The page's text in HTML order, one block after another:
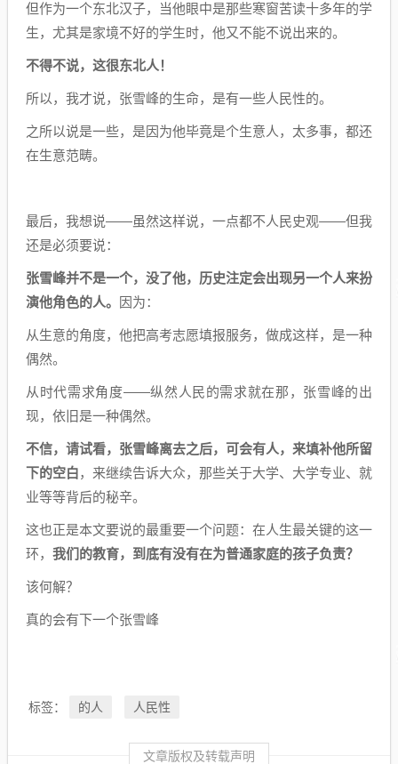
但作为一个东北汉子，当他眼中是那些寒窗苦读十多年的学
生，尤其是家境不好的学生时，他又不能不说出来的。
不得不说，这很东北人！
所以，我才说，张雪峰的生命，是有一些人民性的。
之所以说是一些，是因为他毕竟是个生意人，太多事，都还
在生意范畴。
最后，我想说——虽然这样说，一点都不人民史观——但我
还是必须要说：
张雪峰并不是一个，没了他，历史注定会出现另一个人来扮
演他角色的人。
因为：
从生意的角度，他把高考志愿填报服务，做成这样，是一种
偶然。
从时代需求角度——纵然人民的需求就在那，张雪峰的出
现，依旧是一种偶然。
不信，请试看，张雪峰离去之后，可会有人，来填补他所留
下的空白，来继续告诉大众，那些关于大学、大学专业、就
业等等背后的秘辛。
这也正是本文要说的最重要一个问题：在人生最关键的这一
环， 我们的教育，到底有没有在为普通家庭的孩子负责？
该何解？
真的会有下一个张雪峰
标签： 的人 人民性
文章版权及转载声明